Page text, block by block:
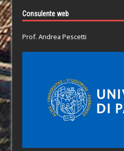
Consulente web
Prof. Andrea Pescetti